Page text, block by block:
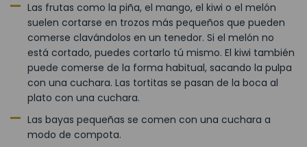
Las frutas como la piña, el mango, el kiwi o el melón
suelen cortarse en trozos más pequeños que pueden
comerse clavándolos en un tenedor. Si el melón no
está cortado, puedes cortarlo tú mismo. El kiwi también
puede comerse de la forma habitual, sacando la pulpa
con una cuchara. Las tortitas se pasan de la boca al
plato con una cuchara.
Las bayas pequeñas se comen con una cuchara a
modo de compota.